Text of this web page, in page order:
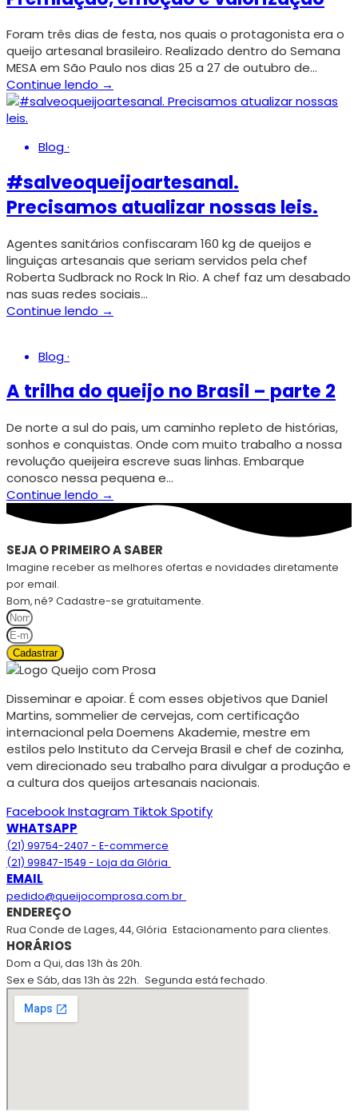
Foram três dias de festa, nos quais o protagonista era o
queijo artesanal brasileiro. Realizado dentro do Semana
MESA em São Paulo nos dias 25 a 27 de outubro de…
Continue lendo →
Blog·
#salveoqueijoartesanal.
Precisamos atualizar nossas leis.
Agentes sanitários confiscaram 160 kg de queijos e
linguiças artesanais que seriam servidos pela chef
Roberta Sudbrack no Rock In Rio. A chef faz um desabado
nas suas redes sociais…
Continue lendo →
Blog·
A trilha do queijo no Brasil – parte 2
De norte a sul do pais, um caminho repleto de histórias,
sonhos e conquistas. Onde com muito trabalho a nossa
revolução queijeira escreve suas linhas. Embarque
conosco nessa pequena e…
Continue lendo →
SEJA O PRIMEIRO A SABER
Imagine receber as melhores ofertas e novidades diretamente
por email.
Bom, né? Cadastre-se gratuitamente.
Cadastrar
Disseminar e apoiar. É com esses objetivos que Daniel
Martins, sommelier de cervejas, com certificação
internacional pela Doemens Akademie, mestre em
estilos pelo Instituto da Cerveja Brasil e chef de cozinha,
vem direcionado seu trabalho para divulgar a produção e
a cultura dos queijos artesanais nacionais.
FacebookInstagram TiktokSpotify
WHATSAPP
(21) 99754-2407 - E-commerce
(21) 99847-1549 - Loja da Glória
EMAIL
pedido@queijocomprosa.com.br
ENDEREÇO
Rua Conde de Lages, 44, Glória Estacionamento para clientes.
HORÁRIOS
Dom a Qui, das 13h às 20h.
Sex e Sáb, das 13h às 22h. Segunda está fechado.